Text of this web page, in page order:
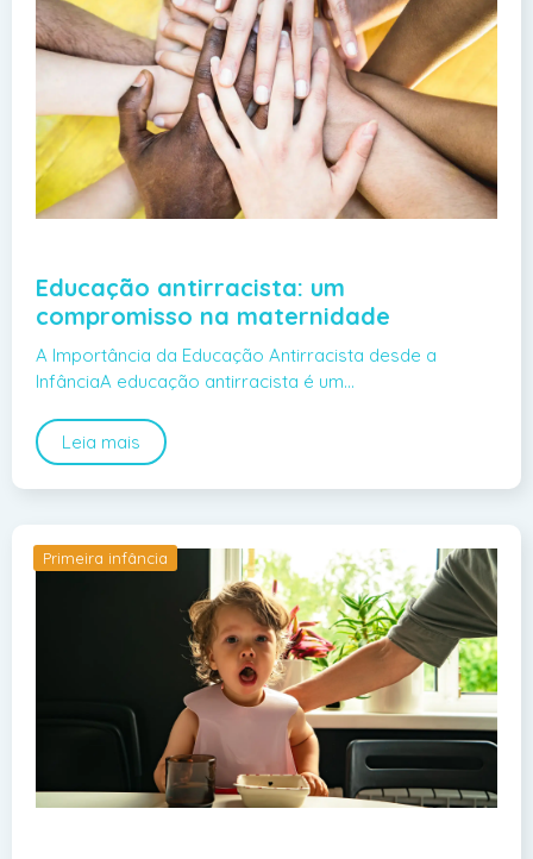
Educação antirracista: um
compromisso na maternidade
A Importância da Educação Antirracista desde a
InfânciaA educação antirracista é um…
Leia mais
Primeira infância